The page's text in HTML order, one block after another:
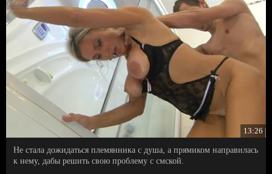
13:26
Не стала дожидаться племянника с душа, а прямиком направилась
к нему, дабы решить свою проблему с смской.